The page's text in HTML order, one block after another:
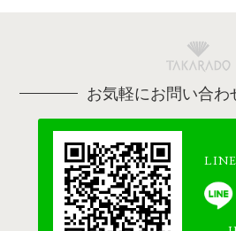
お気軽にお問い合わ